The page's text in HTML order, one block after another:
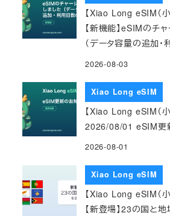
【Xiao Long eSIM（
【新機能】eSIMのチ
（データ容量の追加・
2026-08-03
Xiao Long eSIM
【Xiao Long eSIM（
2026/08/01 eSIM更
2026-08-01
Xiao Long eSIM
【Xiao Long eSIM（
【新登場】23の国と